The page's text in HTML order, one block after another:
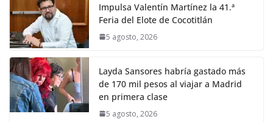
Impulsa Valentín Martínez la 41.ª
Feria del Elote de Cocotitlán
5 agosto, 2026
Layda Sansores habría gastado más
de 170 mil pesos al viajar a Madrid
en primera clase
5 agosto, 2026